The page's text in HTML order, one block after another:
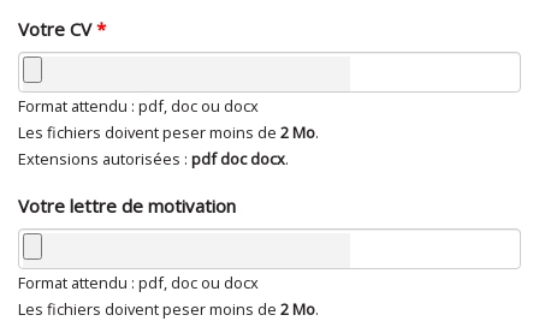
Votre CV*
Format attendu : pdf, doc ou docx
Les fichiers doivent peser moins de 2 Mo.
Extensions autorisées : pdf doc docx.
Votre lettre de motivation
Format attendu : pdf, doc ou docx
Les fichiers doivent peser moins de 2 Mo.